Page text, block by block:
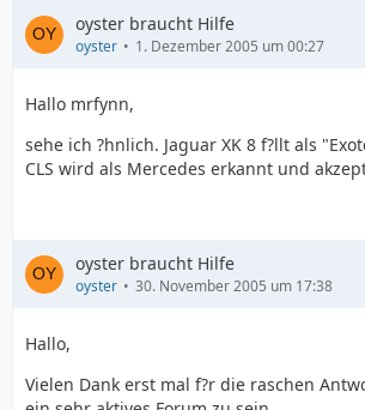
oyster braucht Hilfe
oyster 1. Dezember 2005 um 00:27
Hallo mrfynn,
sehe ich ?hnlich. Jaguar XK 8 f?llt als
CLS wird als Mercedes erkannt und
oyster braucht Hilfe
oyster 30. November 2005 um 17:38
Hallo,
Vielen Dank erst mal f?r die raschen